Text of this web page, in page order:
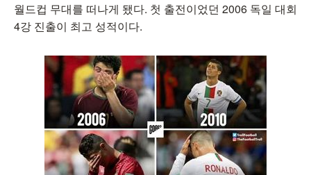
월드컵 무대를 떠나게 됐다. 첫 출전이었던 2006 독일 대회
4강 진출이 최고 성적이다.